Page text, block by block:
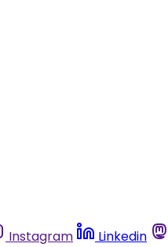
Instagram Linkedin